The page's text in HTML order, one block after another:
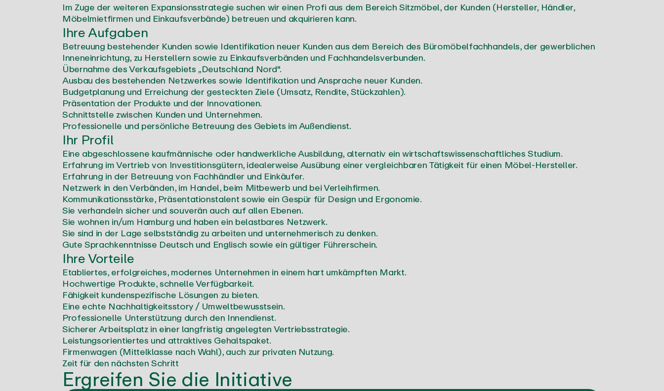
Im Zuge der weiteren Expansionsstrategie suchen wir einen Profi aus dem Bereich Sitzmöbel, der Kunden (Hersteller, Händler,
Möbelmietfirmen und Einkaufsverbände) betreuen und akquirieren kann.
Ihre Aufgaben
Betreuung bestehender Kunden sowie Identifikation neuer Kunden aus dem Bereich des Büromöbelfachhandels, der gewerblichen
Inneneinrichtung, zu Herstellern sowie zu Einkaufsverbänden und Fachhandelsverbunden.
Übernahme des Verkaufsgebiets „Deutschland Nord".
Ausbau des bestehenden Netzwerkes sowie Identifikation und Ansprache neuer Kunden.
Budgetplanung und Erreichung der gesteckten Ziele (Umsatz, Rendite, Stückzahlen).
Präsentation der Produkte und der Innovationen.
Schnittstelle zwischen Kunden und Unternehmen.
Professionelle und persönliche Betreuung des Gebiets im Außendienst.
Ihr Profil
Eine abgeschlossene kaufmännische oder handwerkliche Ausbildung, alternativ ein wirtschaftswissenschaftliches Studium.
Erfahrung im Vertrieb von Investitionsgütern, idealerweise Ausübung einer vergleichbaren Tätigkeit für einen Möbel-Hersteller.
Erfahrung in der Betreuung von Fachhändler und Einkäufer.
Netzwerk in den Verbänden, im Handel, beim Mitbewerb und bei Verleihfirmen.
Kommunikationsstärke, Präsentationstalent sowie ein Gespür für Design und Ergonomie.
Sie verhandeln sicher und souverän auch auf allen Ebenen.
Sie wohnen in/um Hamburg und haben ein belastbares Netzwerk.
Sie sind in der Lage selbstständig zu arbeiten und unternehmerisch zu denken.
Gute Sprachkenntnisse Deutsch und Englisch sowie ein gültiger Führerschein.
Ihre Vorteile
Etabliertes, erfolgreiches, modernes Unternehmen in einem hart umkämpften Markt.
Hochwertige Produkte, schnelle Verfügbarkeit.
Fähigkeit kundenspezifische Lösungen zu bieten.
Eine echte Nachhaltigkeitsstory / Umweltbewusstsein.
Professionelle Unterstützung durch den Innendienst.
Sicherer Arbeitsplatz in einer langfristig angelegten Vertriebsstrategie.
Leistungsorientiertes und attraktives Gehaltspaket.
Firmenwagen (Mittelklasse nach Wahl), auch zur privaten Nutzung.
Zeit für den nächsten Schritt
Ergreifen Sie die Initiative